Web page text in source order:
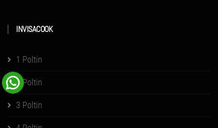
INVISACOOK
1 Poltin
2 Poltin
3 Poltin